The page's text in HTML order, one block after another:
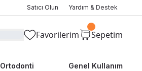
Satıcı Olun Yardım & Destek
Favorilerim Sepetim
Ortodonti Genel Kullanım